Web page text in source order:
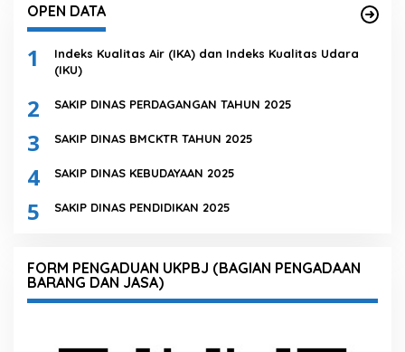
OPEN DATA
1
Indeks Kualitas Air (IKA) dan Indeks Kualitas Udara
(IKU)
2 SAKIP DINAS PERDAGANGAN TAHUN 2025
3 SAKIP DINAS BMCKTR TAHUN 2025
4 SAKIP DINAS KEBUDAYAAN 2025
5 SAKIP DINAS PENDIDIKAN 2025
FORM PENGADUAN UKPBJ (BAGIAN PENGADAAN
BARANG DAN JASA)